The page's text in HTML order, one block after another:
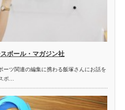
ボール・マガジン社
ーツ関連の編集に携わる飯塚さんにお話を
ポ…